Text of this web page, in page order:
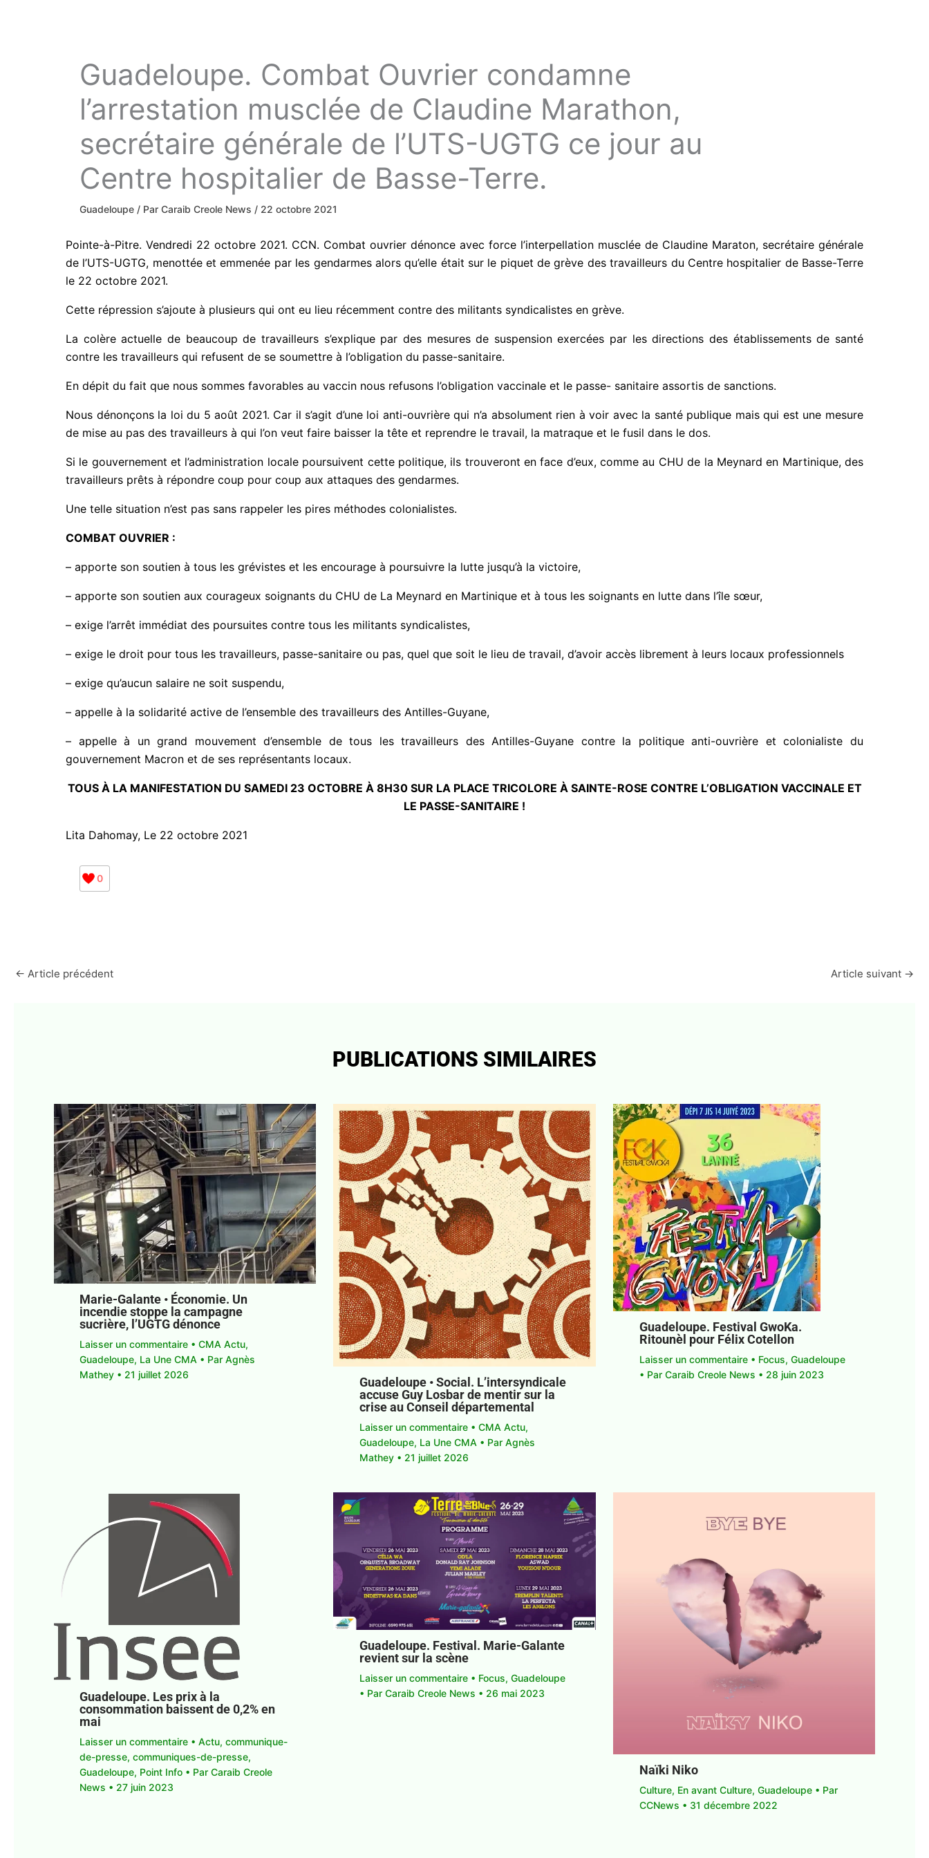
Guadeloupe. Combat Ouvrier condamne
l’arrestation musclée de Claudine Marathon,
secrétaire générale de l’UTS-UGTG ce jour au
Centre hospitalier de Basse-Terre.
Guadeloupe / Par Caraib Creole News / 22 octobre 2021
Pointe-à-Pitre. Vendredi 22 octobre 2021. CCN. Combat ouvrier dénonce avec force l’interpellation musclée de Claudine Maraton, secrétaire générale
de l’UTS-UGTG, menottée et emmenée par les gendarmes alors qu’elle était sur le piquet de grève des travailleurs du Centre hospitalier de Basse-Terre
le 22 octobre 2021.
Cette répression s’ajoute à plusieurs qui ont eu lieu récemment contre des militants syndicalistes en grève.
La colère actuelle de beaucoup de travailleurs s’explique par des mesures de suspension exercées par les directions des établissements de santé
contre les travailleurs qui refusent de se soumettre à l’obligation du passe-sanitaire.
En dépit du fait que nous sommes favorables au vaccin nous refusons l’obligation vaccinale et le passe- sanitaire assortis de sanctions.
Nous dénonçons la loi du 5 août 2021. Car il s’agit d’une loi anti-ouvrière qui n’a absolument rien à voir avec la santé publique mais qui est une mesure
de mise au pas des travailleurs à qui l’on veut faire baisser la tête et reprendre le travail, la matraque et le fusil dans le dos.
Si le gouvernement et l’administration locale poursuivent cette politique, ils trouveront en face d’eux, comme au CHU de la Meynard en Martinique, des
travailleurs prêts à répondre coup pour coup aux attaques des gendarmes.
Une telle situation n’est pas sans rappeler les pires méthodes colonialistes.
COMBAT OUVRIER :
– apporte son soutien à tous les grévistes et les encourage à poursuivre la lutte jusqu’à la victoire,
– apporte son soutien aux courageux soignants du CHU de La Meynard en Martinique et à tous les soignants en lutte dans l’île sœur,
– exige l’arrêt immédiat des poursuites contre tous les militants syndicalistes,
– exige le droit pour tous les travailleurs, passe-sanitaire ou pas, quel que soit le lieu de travail, d’avoir accès librement à leurs locaux professionnels
– exige qu’aucun salaire ne soit suspendu,
– appelle à la solidarité active de l’ensemble des travailleurs des Antilles-Guyane,
– appelle à un grand mouvement d’ensemble de tous les travailleurs des Antilles-Guyane contre la politique anti-ouvrière et colonialiste du
gouvernement Macron et de ses représentants locaux.
TOUS À LA MANIFESTATION DU SAMEDI 23 OCTOBRE À 8H30 SUR LA PLACE TRICOLORE À SAINTE-ROSE CONTRE L’OBLIGATION VACCINALE ET
LE PASSE-SANITAIRE !
Lita Dahomay, Le 22 octobre 2021
0
← Article précédent Article suivant →
PUBLICATIONS SIMILAIRES
Marie-Galante • Économie. Un
incendie stoppe la campagne
sucrière, l’UGTG dénonce
Laisser un commentaire •CMA Actu,
Guadeloupe, La Une CMA • ParAgnès
Mathey • 21 juillet 2026
Guadeloupe • Social. L’intersyndicale
accuse Guy Losbar de mentir sur la
crise au Conseil départemental
Laisser un commentaire •CMA Actu,
Guadeloupe, La Une CMA • ParAgnès
Mathey • 21 juillet 2026
Guadeloupe. Festival GwoKa.
Ritounèl pour Félix Cotellon
Laisser un commentaire • Focus, Guadeloupe
• Par Caraib Creole News • 28 juin 2023
Guadeloupe. Les prix à la
consommation baissent de 0,2% en
mai
Laisser un commentaire •Actu,communique-
de-presse,communiques-de-presse,
Guadeloupe, Point Info • ParCaraib Creole
News • 27 juin 2023
Guadeloupe. Festival. Marie-Galante
revient sur la scène
Laisser un commentaire • Focus,Guadeloupe
• ParCaraib Creole News • 26 mai 2023
Naïki Niko
Culture, En avant Culture, Guadeloupe• Par
CCNews • 31 décembre 2022